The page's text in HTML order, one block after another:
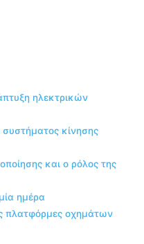
ηλεκτρικών
συστήματος κίνησης
και ο ρόλος της
ημέρα
πλατφόρμες οχημάτων